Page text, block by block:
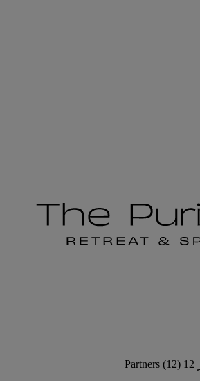
12 Partners
(12)